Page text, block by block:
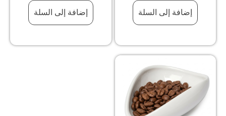
إضافة إلى السلة إضافة إلى السلة